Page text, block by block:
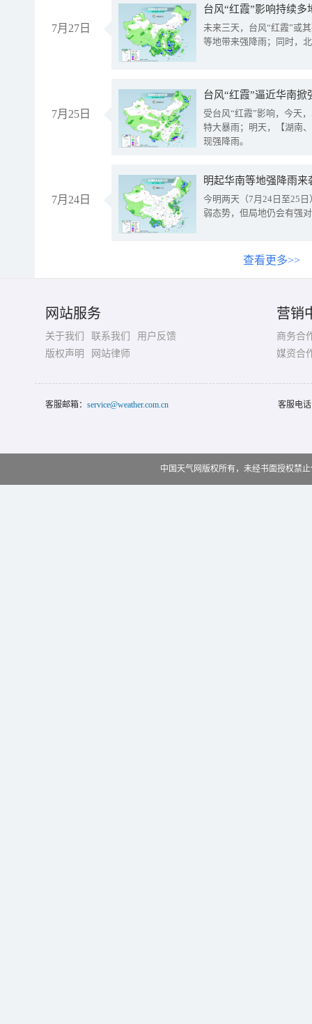
7月27日
台风“红霞”影响持续
未来三天，台风“红霞”或
等地带来强降雨；同时，
7月25日
台风“红霞”逼近华南
受台风“红霞”影响，今天
特大暴雨；明天，【湖南
现强降雨。
7月24日
明起华南等地强降雨
今明两天（7月24日至25
弱态势，但局地仍会有强
查看更多>>
网站服务
关于我们 联系我们
用户反馈
版权声明
网站律师
营销
商务合
媒资合
客服邮箱： service@weather.com.cn 客服电
中国天气网版权所有，未经书面授权